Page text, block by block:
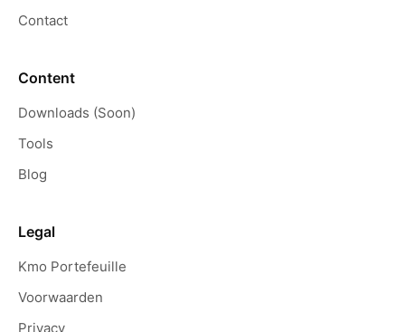
Contact
Content
Downloads (Soon)
Tools
Blog
Legal
Kmo Portefeuille
Voorwaarden
Privacy